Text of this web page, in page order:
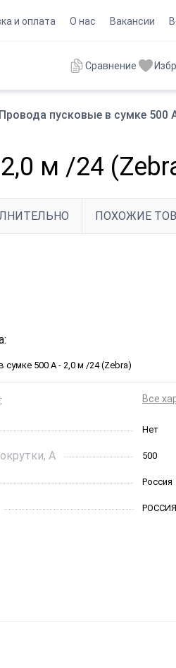
и оплата О нас Вакансии
Сравнение
Провода пусковые в сумке 500
м /24
ПОХОЖИЕ
500 А - 2,0 м /24 (Zebra)
Все
Нет
A 500
Россия
РОССИЯ